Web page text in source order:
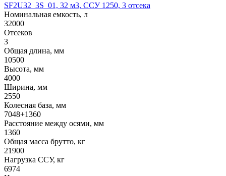
SF2U32_3S_01, 32 м3, ССУ 1250, 3 отсека
Номинальная емкость, л
32000
Отсеков
3
Общая длина, мм
10500
Высота, мм
4000
Ширина, мм
2550
Колесная база, мм
7048+1360
Расстояние между осями, мм
1360
Общая масса брутто, кг
21900
Нагрузка ССУ, кг
6974